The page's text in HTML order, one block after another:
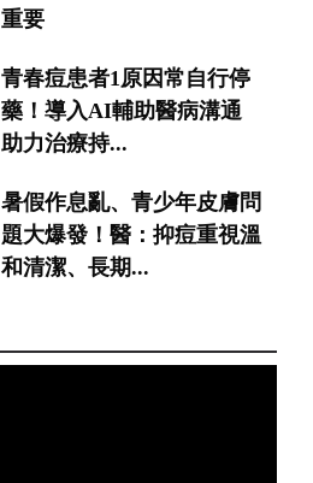
重要
青春痘患者1原因常自行停
藥！導入AI輔助醫病溝通
助力治療持...
暑假作息亂、青少年皮膚問
題大爆發！醫：抑痘重視溫
和清潔、長期...